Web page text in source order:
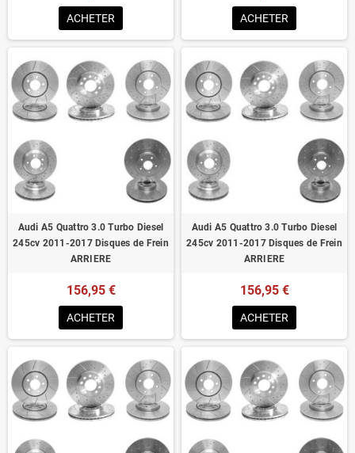
ACHETER ACHETER
Audi A5 Quattro 3.0 Turbo Diesel
245cv 2011-2017 Disques de Frein
ARRIERE
156,95 €
ACHETER
Audi A5 Quattro 3.0 Turbo Diesel
245cv 2011-2017 Disques de Frein
ARRIERE
156,95 €
ACHETER